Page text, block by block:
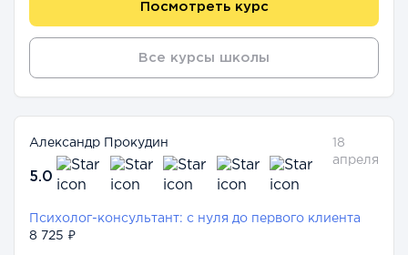
Посмотреть курс
Все курсы школы
Александр Прокудин
5.0
18
апреля
Психолог-консультант: с нуля до первого клиента
8 725 ₽